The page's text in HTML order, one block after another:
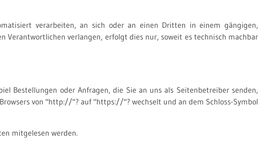
verarbeiten, an sich oder an einen Dritten in einem gängigen,
Verantwortlichen verlangen, erfolgt dies nur, soweit es technisch machbar
Bestellungen oder Anfragen, die Sie an uns als Seitenbetreiber senden,
von "http://"? auf "https://"? wechselt und an dem Schloss-Symbol
mitgelesen werden.